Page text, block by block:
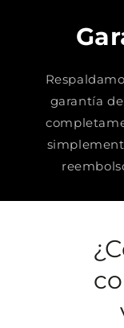
garantía de